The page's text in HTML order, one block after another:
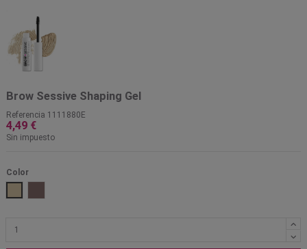
Brow Sessive Shaping Gel
Referencia 1111880E
4,49 €
Sin impuesto
Color